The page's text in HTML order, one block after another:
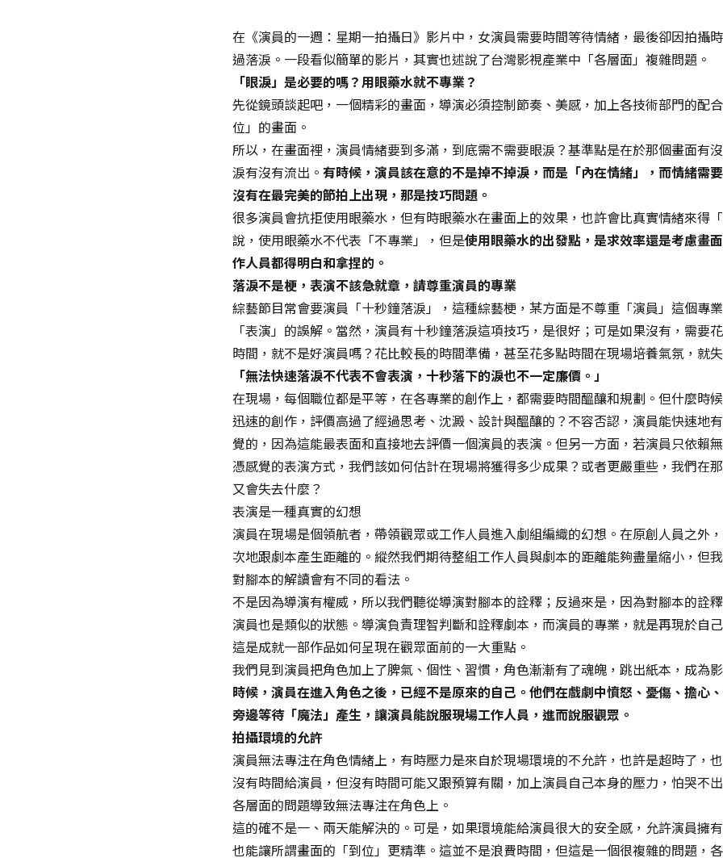
在《演員的一週：星期一拍攝日》影片中，女演員需要時間等待情緒，最後卻因拍攝
過落淚。一段看似簡單的影片，其實也述說了台灣影視產業中「各層面」複雜問題。
「眼淚」是必要的嗎？用眼藥水就不專業？
先從鏡頭談起吧，一個精彩的畫面，導演必須控制節奏、美感，加上各技術部門的配
位」的畫面。
所以，在畫面裡，演員情緒要到多滿，到底需不需要眼淚？基準點是在於那個畫面有
淚有沒有流出。 有時候，演員該在意的不是掉不掉淚，而是「內在情緒」，而情緒需
沒有在最完美的節拍上出現，那是技巧問題。
很多演員會抗拒使用眼藥水，但有時眼藥水在畫面上的效果，也許會比真實情緒來得
說，使用眼藥水不代表「不專業」，但是使用眼藥水的出發點，是求效率還是考慮畫
作人員都得明白和拿捏的。
落淚不是梗，表演不該急就章，請尊重演員的專業
綜藝節目常會要演員「十秒鐘落淚」，這種綜藝梗，某方面是不尊重「演員」這個專
「表演」的誤解。當然，演員有十秒鐘落淚這項技巧，是很好；可是如果沒有，需要
時間，就不是好演員嗎？花比較長的時間準備，甚至花多點時間在現場培養氣氛，就
「無法快速落淚不代表不會表演，十秒落下的淚也不一定廉價。」
在現場，每個職位都是平等，在各專業的創作上，都需要時間醞釀和規劃。但什麼時
迅速的創作，評價高過了經過思考、沈澱、設計與醞釀的？不容否認，演員能快速地
覺的，因為這能最表面和直接地去評價一個演員的表演。但另一方面，若演員只依賴
憑感覺的表演方式，我們該如何估計在現場將獲得多少成果？或者更嚴重些，我們在
又會失去什麼？
表演是一種真實的幻想
演員在現場是個領航者，帶領觀眾或工作人員進入劇組編織的幻想。在原創人員之外
次地跟劇本產生距離的。縱然我們期待整組工作人員與劇本的距離能夠盡量縮小，但
對腳本的解讀會有不同的看法。
不是因為導演有權威，所以我們聽從導演對腳本的詮釋；反過來是，因為對腳本的詮
演員也是類似的狀態。導演負責理智判斷和詮釋劇本，而演員的專業，就是再現於自
這是成就一部作品如何呈現在觀眾面前的一大重點。
我們見到演員把角色加上了脾氣、個性、習慣，角色漸漸有了魂魄，跳出紙本，成為
時候，演員在進入角色之後，已經不是原來的自己。他們在戲劇中憤怒、憂傷、擔心
旁邊等待「魔法」產生，讓演員能說服現場工作人員，進而說服觀眾。
拍攝環境的允許
演員無法專注在角色情緒上，有時壓力是來自於現場環境的不允許，也許是超時了，
沒有時間給演員，但沒有時間可能又跟預算有關，加上演員自己本身的壓力，怕哭不
各層面的問題導致無法專注在角色上。
這的確不是一、兩天能解決的。可是，如果環境能給演員很大的安全感，允許演員擁
也能讓所謂畫面的「到位」更精準。這並不是浪費時間，但這是一個很複雜的問題，